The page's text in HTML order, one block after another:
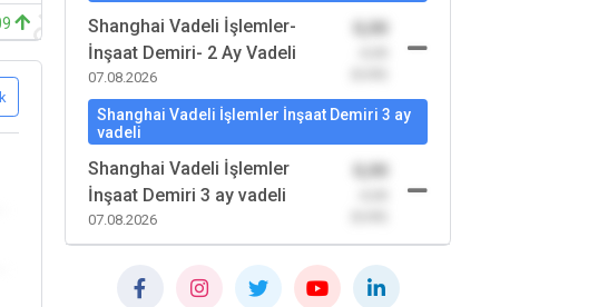
Shanghai Vadeli İşlemler-
İnşaat Demiri- 2 Ay Vadeli
07.08.2026
Shanghai Vadeli İşlemler İnşaat Demiri 3 ay
vadeli
Shanghai Vadeli İşlemler
İnşaat Demiri 3 ay vadeli
07.08.2026